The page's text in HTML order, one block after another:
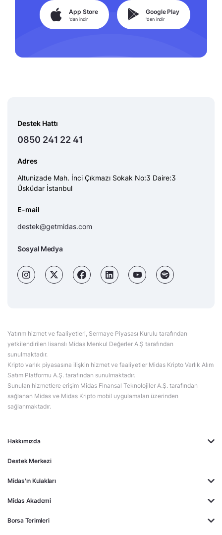
App Store
'dan indir
Google Play
'den indir
Hakkımızda
Destek Merkezi
Midas'ın Kulakları
Midas Akademi
Borsa Terimleri
Destek Hattı
0850 241 22 41
Adres
Altunizade Mah. İnci Çıkmazı Sokak No:3 Daire:3
Üsküdar İstanbul
E-mail
destek@getmidas.com
Sosyal Medya
Yatırım hizmet ve faaliyetleri, Sermaye Piyasası Kurulu tarafından
yetkilendirilen lisanslı Midas Menkul Değerler A.Ş tarafından
sunulmaktadır.
Kripto varlık piyasasına ilişkin hizmet ve faaliyetler Midas Kripto Varlık Alım
Satım Platformu A.Ş. tarafından sunulmaktadır.
Sunulan hizmetlere erişim Midas Finansal Teknolojiler A.Ş. tarafından
sağlanan Midas ve Midas Kripto mobil uygulamaları üzerinden
sağlanmaktadır.